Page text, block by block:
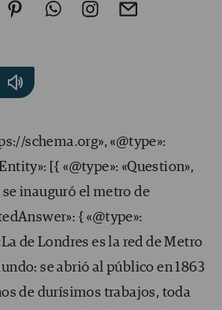
schema.org», «@type»:
[{ «@type»: «Question»,
se inauguró el metro de
{ «@type»:
de Londres es la red de Metro
se abrió al público en 1863
de durísimos trabajos, toda